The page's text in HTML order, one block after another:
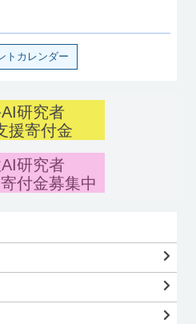
トカレンダー
研究者
援寄付金
研究者
付金募集中